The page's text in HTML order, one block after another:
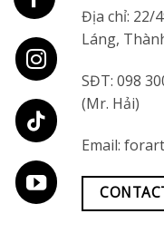
Địa chỉ: 22/
Láng,
SĐT: 098
(Mr. Hải)
Email: